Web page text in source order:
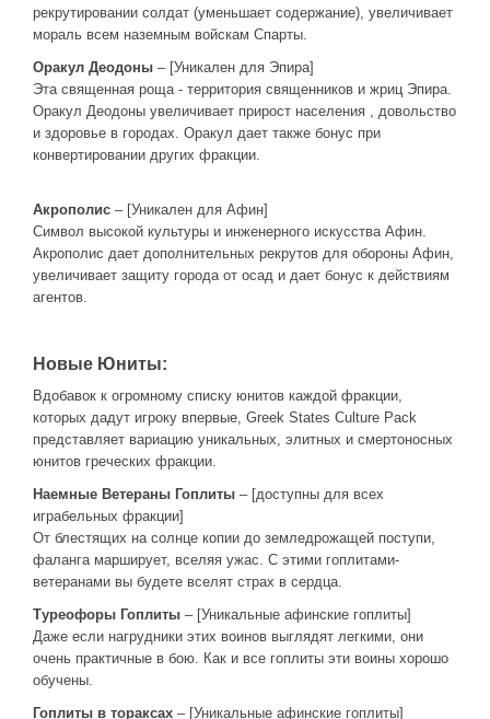
рекрутировании солдат (уменьшает содержание), увеличивает
мораль всем наземным войскам Спарты.
Оракул Деодоны – [Уникален для Эпира]
Эта священная роща - территория священников и жриц Эпира.
Оракул Деодоны увеличивает прирост населения , довольство
и здоровье в городах. Оракул дает также бонус при
конвертировании других фракции.
Акрополис – [Уникален для Афин]
Символ высокой культуры и инженерного искусства Афин.
Акрополис дает дополнительных рекрутов для обороны Афин,
увеличивает защиту города от осад и дает бонус к действиям
агентов.
Новые Юниты:
Вдобавок к огромному списку юнитов каждой фракции,
которых дадут игроку впервые, Greek States Culture Pack
представляет вариацию уникальных, элитных и смертоносных
юнитов греческих фракции.
Наемные Ветераны Гоплиты – [доступны для всех
играбельных фракции]
От блестящих на солнце копии до земледрожащей поступи,
фаланга марширует, вселяя ужас. С этими гоплитами-
ветеранами вы будете вселят страх в сердца.
Туреофоры Гоплиты – [Уникальные афинские гоплиты]
Даже если нагрудники этих воинов выглядят легкими, они
очень практичные в бою. Как и все гоплиты эти воины хорошо
обучены.
Гоплиты в тораксах – [Уникальные афинские гоплиты]